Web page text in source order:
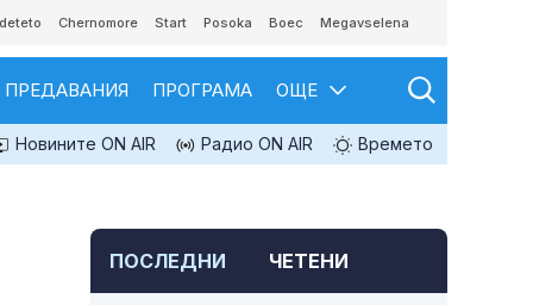
Chernomore Start Posoka Boec Megavselena
ПРЕДАВАНИЯ ПРОГРАМА ОЩЕ
Новините ON AIR Радио ON AIR Времето
ПОСЛЕДНИ ЧЕТЕНИ